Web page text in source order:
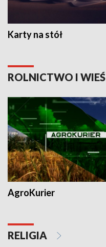
Karty na stół
ROLNICTWO I WIEŚ
AgroKurier
RELIGIA